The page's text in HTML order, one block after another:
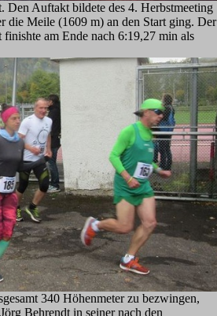
Den Auftakt bildete des 4. Herbstmeeting
die Meile (1609 m) an den Start ging. Der
am Ende nach 6:19,27 min als
340 Höhenmeter zu bezwingen,
Behrendt in seiner nach den